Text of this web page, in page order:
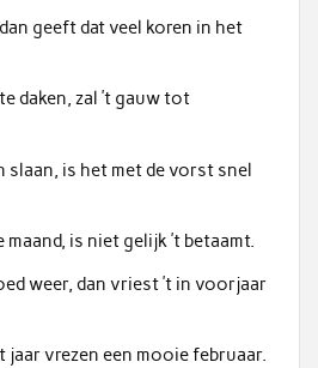
geeft dat veel koren in het
daken, zal ’t gauw tot
slaan, is het met de vorst snel
is niet gelijk ’t betaamt.
weer, dan vriest ’t in voorjaar
jaar vrezen een mooie februaar.